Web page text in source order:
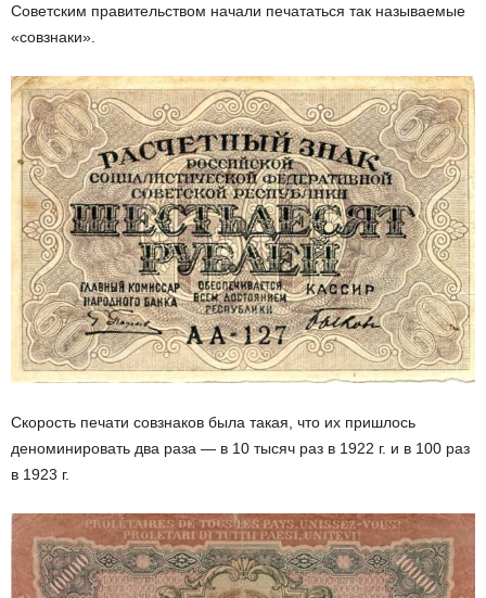
Советским правительством начали печататься так называемые
«совзнаки».
Скорость печати совзнаков была такая, что их пришлось
деноминировать два раза — в 10 тысяч раз в 1922 г. и в 100 раз
в 1923 г.